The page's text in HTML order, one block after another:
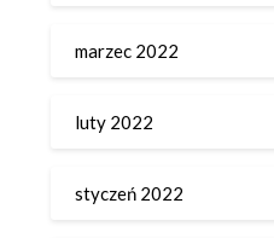
marzec 2022
luty 2022
styczeń 2022